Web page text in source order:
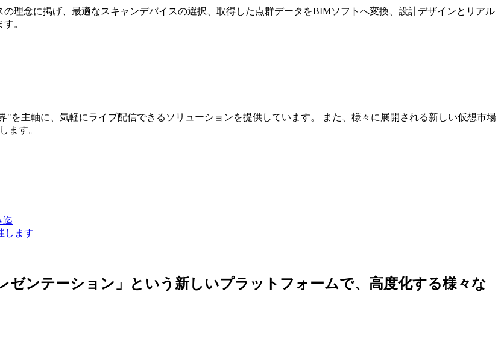
理念に掲げ、最適なスキャンデバイスの選択、取得した点群データをBIMソフトへ変換、設計デザインとリアル
。
を主軸に、気軽にライブ配信できるソリューションを提供しています。 また、様々に展開される新しい仮想市場
ます。
迄
します
ゼンテーション」という新しいプラットフォームで、高度化する様々な